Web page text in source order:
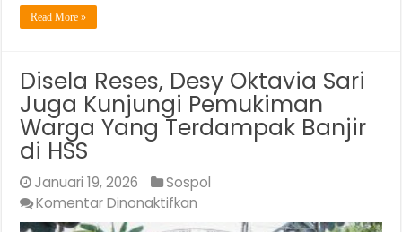
Read More »
Disela Reses, Desy Oktavia Sari
Juga Kunjungi Pemukiman
Warga Yang Terdampak Banjir
di HSS
Januari 19, 2026
Sospol
Komentar Dinonaktifkan